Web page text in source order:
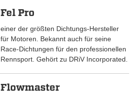
Fel Pro
einer der größten Dichtungs-Hersteller
für Motoren. Bekannt auch für seine
Race-Dichtungen für den professionellen
Rennsport. Gehört zu DRiV Incorporated.
Flowmaster